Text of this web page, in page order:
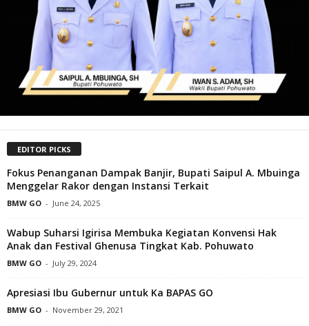
EDITOR PICKS
Fokus Penanganan Dampak Banjir, Bupati Saipul A. Mbuinga
Menggelar Rakor dengan Instansi Terkait
BMW GO - June 24, 2025
Wabup Suharsi Igirisa Membuka Kegiatan Konvensi Hak
Anak dan Festival Ghenusa Tingkat Kab. Pohuwato
BMW GO - July 29, 2024
Apresiasi Ibu Gubernur untuk Ka BAPAS GO
BMW GO - November 29, 2021